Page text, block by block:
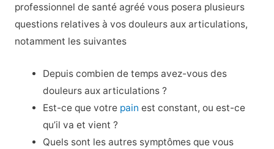
professionnel de santé agréé vous posera plusieurs
questions relatives à vos douleurs aux articulations,
notamment les suivantes
Depuis combien de temps avez-vous des
douleurs aux articulations ?
Est-ce que votre pain est constant, ou est-ce
qu’il va et vient ?
Quels sont les autres symptômes que vous